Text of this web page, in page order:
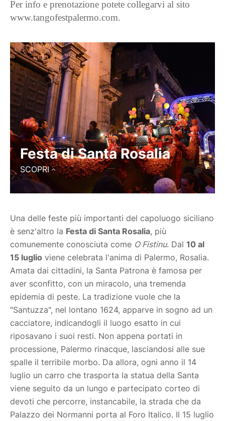
Per info e prenotazione potete collegarvi al sito
www.tangofestpalermo.com.
Festa di Santa Rosalia
SCOPRI
Una delle feste più importanti del capoluogo siciliano
è senz'altro la Festa di Santa Rosalia, più
comunemente conosciuta come O Fistinu. Dal 10 al
15 luglio viene celebrata l'anima di Palermo, Rosalia.
Amata dai cittadini, la Santa Patrona è famosa per
aver sconfitto, con un miracolo, una tremenda
epidemia di peste. La tradizione vuole che la
"Santuzza", nel lontano 1624, apparve in sogno ad un
cacciatore, indicandogli il luogo esatto in cui
riposavano i suoi resti. Non appena portati in
processione, Palermo rinacque, lasciandosi alle sue
spalle il terribile morbo. Da allora, ogni anno il 14
luglio un carro che trasporta la statua della Santa
viene seguito da un lungo e partecipato corteo di
devoti che percorre, instancabile, la strada che da
Palazzo dei Normanni porta al Foro Italico. Il 15 luglio